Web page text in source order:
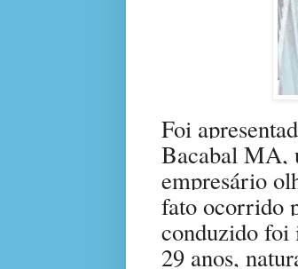
Foi
Bacabal MA,
empresário
fato ocorrido
conduzido
29 anos,